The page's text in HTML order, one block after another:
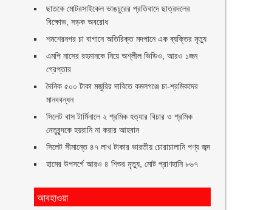
ছাতকে মোটরসাইকেল ভাঙচুরের প্রতিবাদে ছাত্রদলের
বিক্ষোভ, সড়ক অবরোধ
শমশেরনগর চা বাগানে অতিরিক্ত মদপানে এক ব্যক্তির মৃত্যু
এমপি নাসের রহমানকে নিয়ে অশ্লীল ভিডিও, আরও ১জন
গ্রেপ্তার
দৈনিক ৫০০ টাকা মজুরির দাবিতে কমলগঞ্জে চা-শ্রমিকদের
মানববন্ধন
সিলেট বাস টার্মিনালে ২ শ্রমিক হত্যার বিচার ও শ্রমিক
নেতৃবৃন্দকে হয়রানি না করার আহবান
সিলেট সীমান্তে ৪৭ লাখ টাকার ভারতীয় চোরাচালানি পণ্য জব্দ
হামের উপসর্গে আরও ৪ শিশুর মৃত্যু, মোট প্রাণহানি ৮৬৭
আবহাওয়া